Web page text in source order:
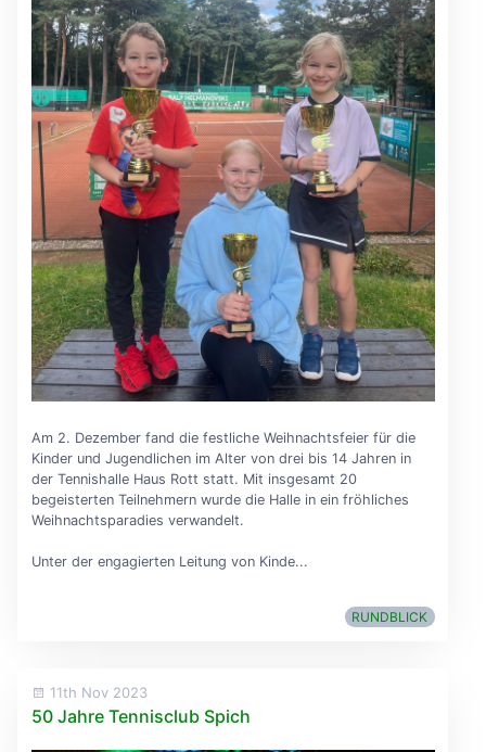
Am 2. Dezember fand die festliche Weihnachtsfeier für die
Kinder und Jugendlichen im Alter von drei bis 14 Jahren in
der Tennishalle Haus Rott statt. Mit insgesamt 20
begeisterten Teilnehmern wurde die Halle in ein fröhliches
Weihnachtsparadies verwandelt.
Unter der engagierten Leitung von Kinde...
RUNDBLICK
11th Nov 2023
50 Jahre Tennisclub Spich